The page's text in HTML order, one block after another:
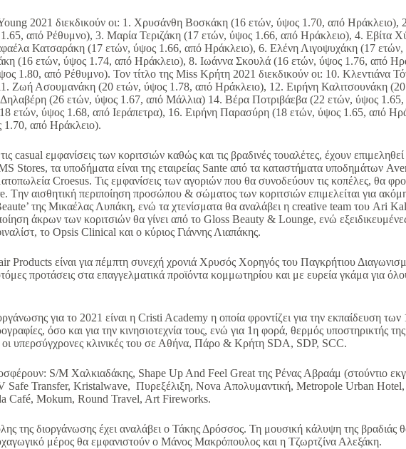
2021 διεκδικούν οι: 1. Χρυσάνθη Βοσκάκη (16 ετών, ύψος 1.70, από Ηράκλειο),
από Ρέθυμνο), 3. Μαρία Τεριζάκη (17 ετών, ύψος 1.66, από Ηράκλειο), 4. Εβίτα
Κατσαράκη (17 ετών, ύψος 1.66, από Ηράκλειο), 6. Ελένη Λιγοψυχάκη (17
(16 ετών, ύψος 1.74, από Ηράκλειο), 8. Ιωάννα Σκουλά (16 ετών, ύψος 1.76, από
1.80, από Ρέθυμνο). Τον τίτλο της Miss Κρήτη 2021 διεκδικούν οι: 10. Κλεντιάνα
Ζωή Ασουμανάκη (20 ετών, ύψος 1.78, από Ηράκλειο), 12. Ειρήνη Καλιτσουνάκη
(26 ετών, ύψος 1.67, από Μάλλια) 14. Βέρα Ποτριβάεβα (22 ετών, ύψος
ετών, ύψος 1.68, από Ιεράπετρα), 16. Ειρήνη Παρασύρη (18 ετών, ύψος 1.65, από
από Ηράκλειο).
casual εμφανίσεις των κοριτσιών καθώς και τις βραδινές τουαλέτες, έχουν
Stores, τα υποδήματα είναι της εταιρείας Sante από τα καταστήματα υποδημάτων
Croesus. Τις εμφανίσεις των αγοριών που θα συνοδεύουν τις κοπέλες, θα
Tην αισθητική περιποίηση προσώπου & σώματος των κοριτσιών επιμελείται για
της Μικαέλας Λυπάκη, ενώ τα χτενίσματα θα αναλάβει η creative team του Ari
άκρων των κοριτσιών θα γίνει από το Gloss Beauty & Lounge, ενώ
το Opsis Clinical και ο κύριος Γιάννης Λιαπάκης.
είναι για πέμπτη συνεχή χρονιά Χρυσός Χορηγός του Παγκρήτιου
προτάσεις στα επαγγελματικά προϊόντα κομμωτηρίου και με ευρεία γκάμα για
για το 2021 είναι η Cristi Academy η οποία φροντίζει για την εκπαίδευση
όσο και για την κινησιοτεχνία τους, ενώ για 1η φορά, θερμός υποστηρικτής
υπερσύγχρονες κλινικές του σε Αθήνα, Πάρο & Κρήτη SDA, SDP, SCC.
S/M Χαλκιαδάκης, Shape Up And Feel Great της Ρένας Αβραάμ (στούντιο
Safe Transfer, Kristalwave, Πυρεξέλιξη, Nova Απολυμαντική, Metropole Urban
Café, Mokum, Round Travel, Art Fireworks.
της διοργάνωσης έχει αναλάβει ο Τάκης Δρόσσος. Τη μουσική κάλυψη της βραδιάς
μέρος θα εμφανιστούν ο Μάνος Μακρόπουλος και η Τζωρτζίνα Αλεξάκη.